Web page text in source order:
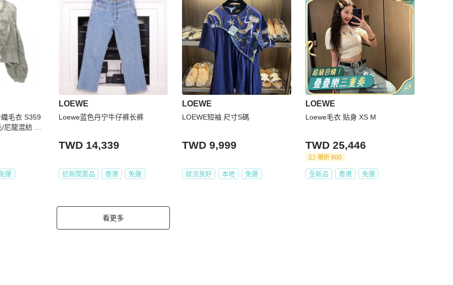
毛衣 S359
龍混紡 灰
運
LOEWE
Loewe蓝色丹宁牛仔裤长裤
TWD 14,339
近新閒置品 香港 免運
LOEWE
LOEWE短袖 尺寸S碼
TWD 9,999
狀況良好 本地 免運
LOEWE
Loewe毛衣 贴身 XS M
TWD 25,446
現折 800
全新品 香港 免運
看更多